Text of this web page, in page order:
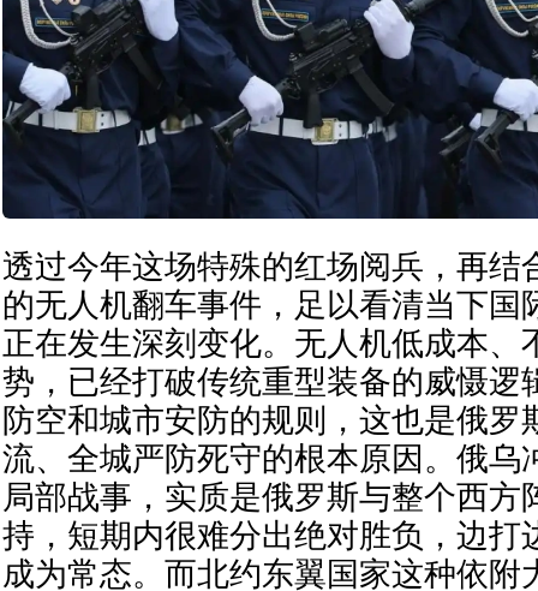
透过今年这场特殊的红场阅兵，再结
的无人机翻车事件，足以看清当下国
正在发生深刻变化。无人机低成本、
势，已经打破传统重型装备的威慑逻
防空和城市安防的规则，这也是俄罗
流、全城严防死守的根本原因。俄乌
局部战事，实质是俄罗斯与整个西方
持，短期内很难分出绝对胜负，边打
成为常态。而北约东翼国家这种依附